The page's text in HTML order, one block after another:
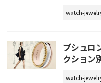
watch-
ブシュロ
クション
watch-